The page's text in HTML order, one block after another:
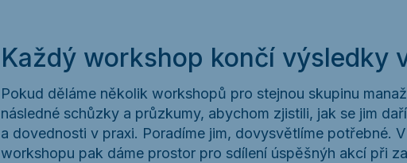
Každý workshop končí výsledky
Pokud děláme několik workshopů pro stejnou skupinu
následné schůzky a průzkumy, abychom zjistili, jak se jim
a dovednosti v praxi. Poradíme jim, dovysvětlíme potřebné.
workshopu pak dáme prostor pro sdílení úspěšnýh akcí při